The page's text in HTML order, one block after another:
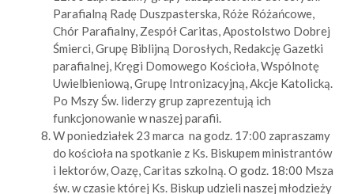
Parafialną Radę Duszpasterska, Róże Różańcowe,
Chór Parafialny, Zespół Caritas, Apostolstwo Dobrej
Śmierci, Grupę Biblijną Dorosłych, Redakcję Gazetki
parafialnej, Kręgi Domowego Kościoła, Wspólnotę
Uwielbieniową, Grupę Intronizacyjną, Akcje Katolicką.
Po Mszy Św. liderzy grup zaprezentują ich
funkcjonowanie w naszej parafii.
W poniedziałek 23 marca na godz. 17:00 zapraszamy
do kościoła na spotkanie z Ks. Biskupem ministrantów
i lektorów, Oazę, Caritas szkolną. O godz. 18:00 Msza
św. w czasie której Ks. Biskup udzieli naszej młodzieży